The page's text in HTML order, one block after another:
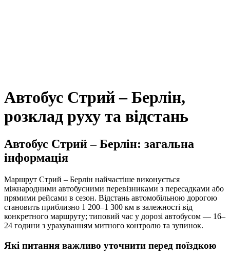
Автобус Стрий – Берлін,
розклад руху та відстань
Автобус Стрий – Берлін: загальна
інформація
Маршрут Стрий – Берлін найчастіше виконується
міжнародними автобусними перевізниками з пересадками або
прямими рейсами в сезон. Відстань автомобільною дорогою
становить приблизно 1 200–1 300 км в залежності від
конкретного маршруту; типовий час у дорозі автобусом — 16–
24 години з урахуванням митного контролю та зупинок.
Які питання важливо уточнити перед поїздкою